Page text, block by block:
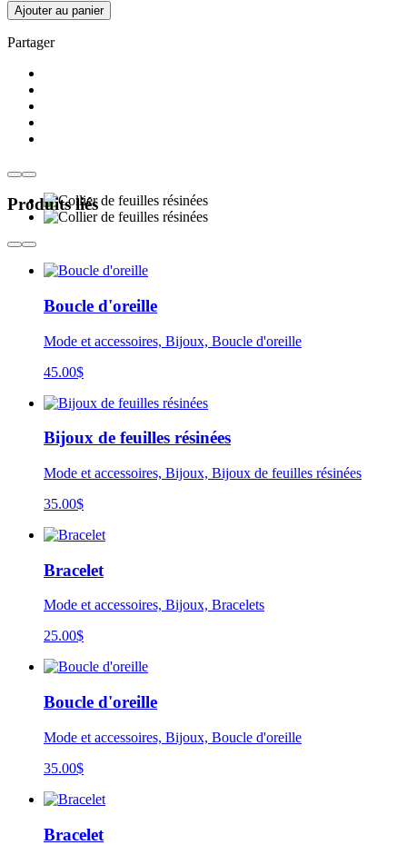
Ajouter au panier
Partager
Produits liés
Boucle d'oreille
Mode et accessoires, Bijoux, Boucle d'oreille
45.00$
Bijoux de feuilles résinées
Mode et accessoires, Bijoux, Bijoux de feuilles résinées
35.00$
Bracelet
Mode et accessoires, Bijoux, Bracelets
25.00$
Boucle d'oreille
Mode et accessoires, Bijoux, Boucle d'oreille
35.00$
Bracelet